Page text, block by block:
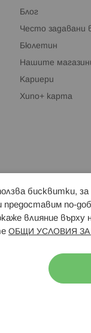
Блог
Често задавани
Бюлетин
Нашите
Кариери
Хипо+ карта
Магазини
бисквитки,
предоставим по-
влияние върху
ОБЩИ УСЛОВИЯ ЗА